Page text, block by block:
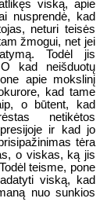
viską, apie
nusprendė, kad
neturi teisės
žmogui, net jei
Todėl jis
kad neišduotų
apie mokslinį
kad tame
o būtent, kad
netikėtos
ir kad jo
tėra
o viskas, ką jis
teisme, pone
viską, kad
nuo sunkios